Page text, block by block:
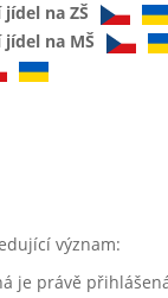
na ZŠ
na MŠ
význam:
je právě